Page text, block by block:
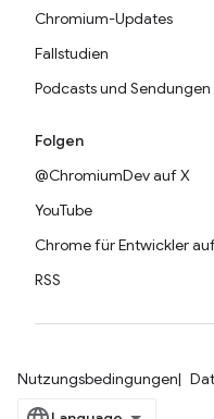
Chromium-Updates
Fallstudien
Podcasts und Sendungen
Folgen
@ChromiumDev auf X
YouTube
Chrome für Entwickler
RSS
Nutzungsbedingungen